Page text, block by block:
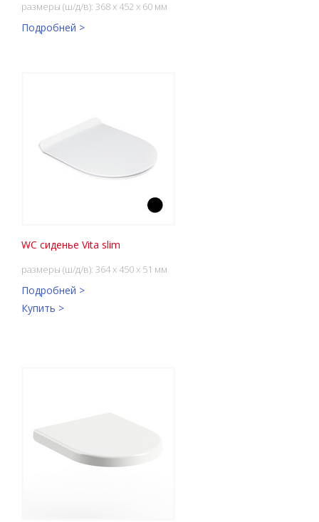
размеры (ш/д/в): 368 x 452 x 60 мм
Подробней >
WC сиденье Vita slim
размеры (ш/д/в): 364 x 450 x 51 мм
Подробней >
Купить >